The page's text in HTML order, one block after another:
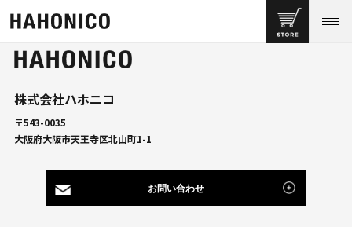
株式会社ハホニコ
〒543-0035
大阪府大阪市天王寺区北山町1-1
お問い合わせ